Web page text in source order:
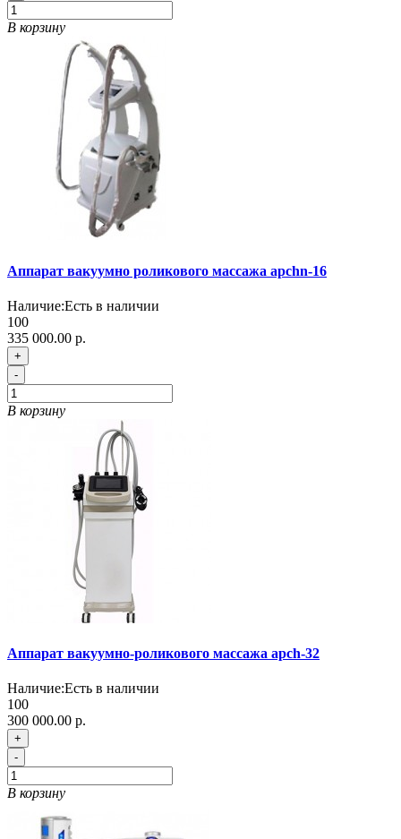
В корзину
Аппарат вакуумно роликового массажа apchn-16
Наличие:Есть в наличии
100
335 000.00 р.
+
-
В корзину
Аппарат вакуумно-роликового массажа apch-32
Наличие:Есть в наличии
100
300 000.00 р.
+
-
В корзину